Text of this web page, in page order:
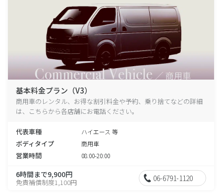
基本料金プラン（V3）
商用車のレンタル、お得な割引料金や予約、乗り捨てなどの詳細
は、こちらから各店舗にお電話ください。
代表車種 ハイエース 等
ボディタイプ 商用車
営業時間 08:00-20:00
6時間まで9,900円
免責補償制度1,100円 06-6791-1120